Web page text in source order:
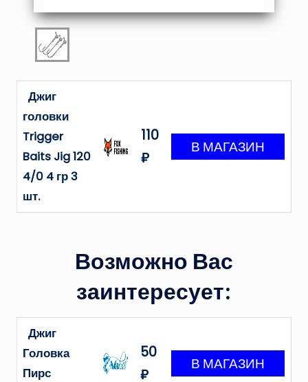
Джиг
головки
Trigger
Baits Jig 120
4/0 4 гр 3
шт.
110
₽
Возможно Вас
заинтересует:
Джиг
Головка
Пирс
50
₽